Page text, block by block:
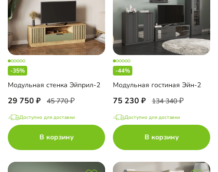
-35%
Модульная стенка Эйприл-2
29 750 45 770
Доступно для доставки
В корзину
-44%
Модульная гостиная Эйн-2
75 230 134 340
Доступно для доставки
В корзину